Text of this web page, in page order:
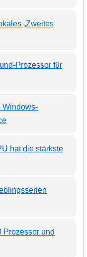
„Zweites
Prozessor für
Windows-
hat die stärkste
Prozessor und